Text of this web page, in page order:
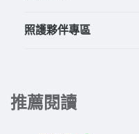
照護夥伴專區
推薦閱讀